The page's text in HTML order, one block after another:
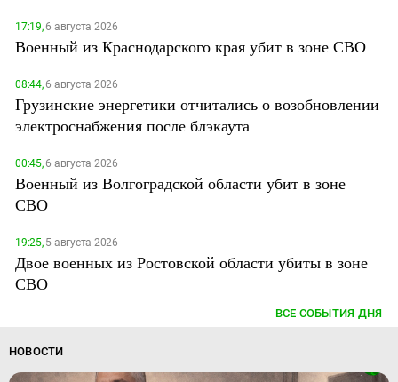
17:19,6 августа 2026
Военный из Краснодарского края убит в зоне СВО
08:44,6 августа 2026
Грузинские энергетики отчитались о возобновлении
электроснабжения после блэкаута
00:45,6 августа 2026
Военный из Волгоградской области убит в зоне
СВО
19:25,5 августа 2026
Двое военных из Ростовской области убиты в зоне
СВО
ВСЕ СОБЫТИЯ ДНЯ
НОВОСТИ